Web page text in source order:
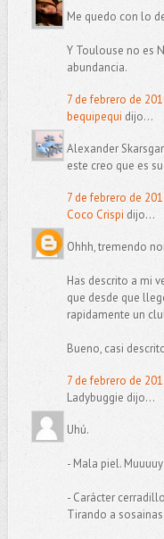
Me quedo con lo
Y Toulouse no es
abundancia.
7 de febrero de
bequipequi dijo...
Alexander
este creo que es
7 de febrero de
Coco Crispi dijo...
Ohhh, tremendo
Has descrito a mi
que desde que
rapidamente un
Bueno, casi
7 de febrero de
Ladybuggie dijo...
Uhú.
- Mala piel.
- Carácter
Tirando a